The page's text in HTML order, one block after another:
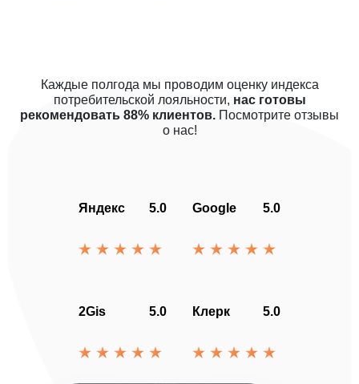
Каждые полгода мы проводим оценку индекса
потребительской лояльности, нас готовы
рекомендовать 88% клиентов. Посмотрите отзывы
о нас!
Яндекс 5.0 Google 5.0
2Gis 5.0 Клерк 5.0